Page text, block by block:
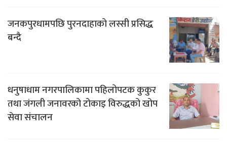
जनकपुरधामपछि पुरनदाहाको लस्सी प्रसिद्ध
बन्दै
धनुषाधाम नगरपालिकामा पहिलोपटक कुकुर
तथा जंगली जनावरको टोकाइ विरुद्धको खोप
सेवा संचालन